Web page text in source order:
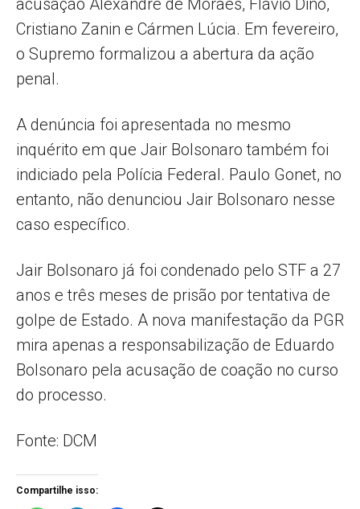
Cristiano Zanin e Cármen Lúcia. Em fevereiro,
o Supremo formalizou a abertura da ação
penal.
A denúncia foi apresentada no mesmo
inquérito em que Jair Bolsonaro também foi
indiciado pela Polícia Federal. Paulo Gonet, no
entanto, não denunciou Jair Bolsonaro nesse
caso específico.
Jair Bolsonaro já foi condenado pelo STF a 27
anos e três meses de prisão por tentativa de
golpe de Estado. A nova manifestação da PGR
mira apenas a responsabilização de Eduardo
Bolsonaro pela acusação de coação no curso
do processo.
Fonte: DCM
Compartilhe isso: